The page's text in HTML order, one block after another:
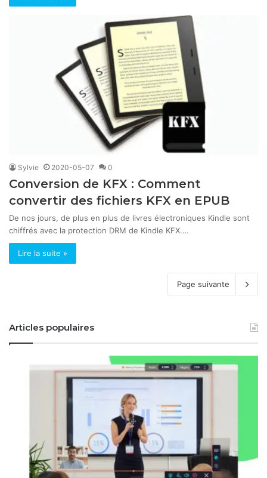
Sylvie 2020-05-07 0
Conversion de KFX : Comment
convertir des fichiers KFX en EPUB
De nos jours, de plus en plus de livres électroniques Kindle sont
chiffrés avec la protection DRM de Kindle KFX.…
Lire la suite »
Page suivante
Articles populaires